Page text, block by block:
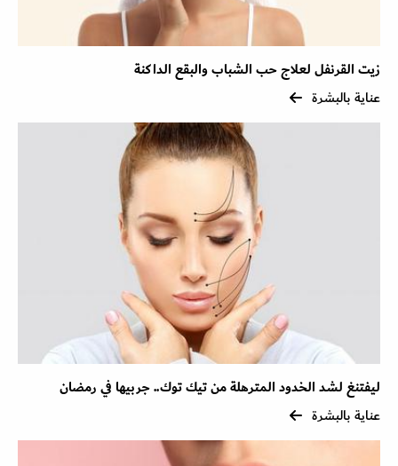
زيت القرنفل لعلاج حب الشباب والبقع الداكنة
عناية بالبشرة
ليفتنغ لشد الخدود المترهلة من تيك توك.. جربيها في رمضان
عناية بالبشرة